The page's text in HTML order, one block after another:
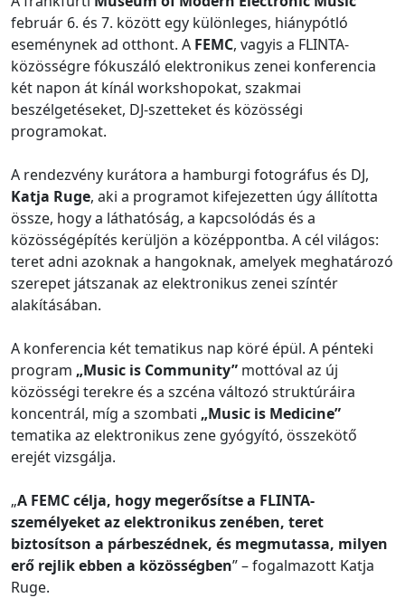
február 6. és 7. között egy különleges, hiánypótló
eseménynek ad otthont. A FEMC, vagyis a FLINTA-
közösségre fókuszáló elektronikus zenei konferencia
két napon át kínál workshopokat, szakmai
beszélgetéseket, DJ-szetteket és közösségi
programokat.
A rendezvény kurátora a hamburgi fotográfus és DJ,
Katja Ruge, aki a programot kifejezetten úgy állította
össze, hogy a láthatóság, a kapcsolódás és a
közösségépítés kerüljön a középpontba. A cél világos:
teret adni azoknak a hangoknak, amelyek meghatározó
szerepet játszanak az elektronikus zenei színtér
alakításában.
A konferencia két tematikus nap köré épül. A pénteki
program „Music is Community” mottóval az új
közösségi terekre és a szcéna változó struktúráira
koncentrál, míg a szombati „Music is Medicine”
tematika az elektronikus zene gyógyító, összekötő
erejét vizsgálja.
„A FEMC célja, hogy megerősítse a FLINTA-
személyeket az elektronikus zenében, teret
biztosítson a párbeszédnek, és megmutassa, milyen
erő rejlik ebben a közösségben” – fogalmazott Katja
Ruge.